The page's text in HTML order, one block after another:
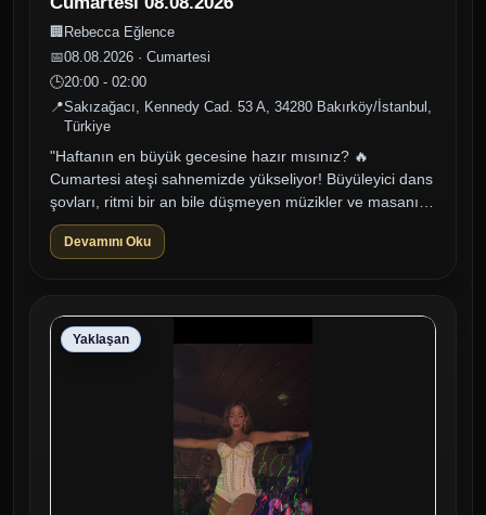
🏢Rebecca Eğlence
📅08.08.2026 · Cumartesi
🕒20:00 - 02:00
📍Sakızağacı, Kennedy Cad. 53 A, 34280 Bakırköy/İstanbul,
Türkiye
"Haftanın en büyük gecesine hazır mısınız? 🔥
Cumartesi ateşi sahnemizde yükseliyor! Büyüleyici dans
şovları, ritmi bir an bile düşmeyen müzikler ve masanıza
eşlik eden özel lezzetl...
Devamını Oku
Yaklaşan